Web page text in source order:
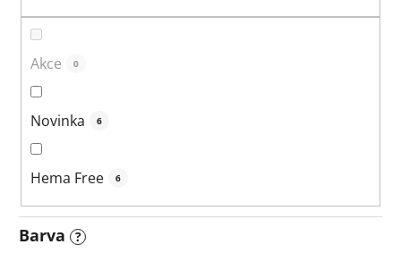
Akce 0
Novinka 6
Hema Free 6
Barva ?